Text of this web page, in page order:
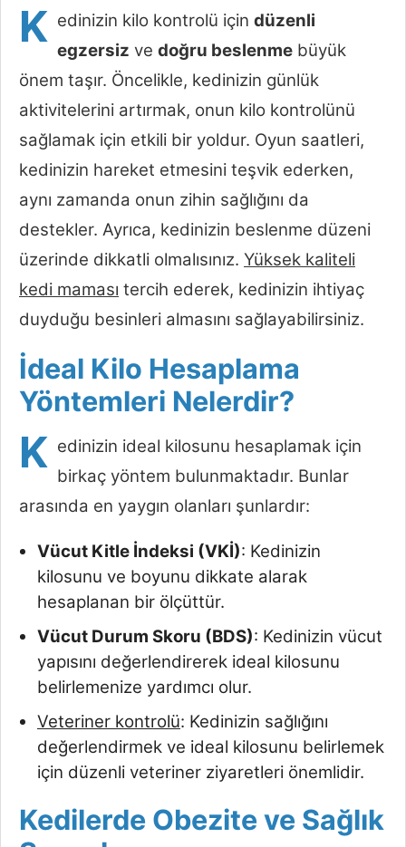
K edinizin kilo kontrolü için düzenli
egzersiz ve doğru beslenme büyük
önem taşır. Öncelikle, kedinizin günlük
aktivitelerini artırmak, onun kilo kontrolünü
sağlamak için etkili bir yoldur. Oyun saatleri,
kedinizin hareket etmesini teşvik ederken,
aynı zamanda onun zihin sağlığını da
destekler. Ayrıca, kedinizin beslenme düzeni
üzerinde dikkatli olmalısınız. Yüksek kaliteli
kedi maması tercih ederek, kedinizin ihtiyaç
duyduğu besinleri almasını sağlayabilirsiniz.
İdeal Kilo Hesaplama
Yöntemleri Nelerdir?
K edinizin ideal kilosunu hesaplamak için
birkaç yöntem bulunmaktadır. Bunlar
arasında en yaygın olanları şunlardır:
Vücut Kitle İndeksi (VKİ): Kedinizin
kilosunu ve boyunu dikkate alarak
hesaplanan bir ölçüttür.
Vücut Durum Skoru (BDS): Kedinizin vücut
yapısını değerlendirerek ideal kilosunu
belirlemenize yardımcı olur.
Veteriner kontrolü: Kedinizin sağlığını
değerlendirmek ve ideal kilosunu belirlemek
için düzenli veteriner ziyaretleri önemlidir.
Kedilerde Obezite ve Sağlık